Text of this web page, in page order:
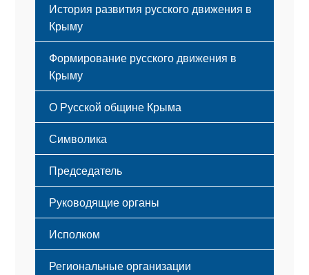
История развития русского движения в
Крыму
Формирование русского движения в
Крыму
Русский Крым
О Русской общине Крыма
Этапы становления
Принципы деятельности
Структура
Мероприятия
Символика
Флаг
Герб
Гимн
Председатель
Руководящие органы
Исполком
Региональные организации